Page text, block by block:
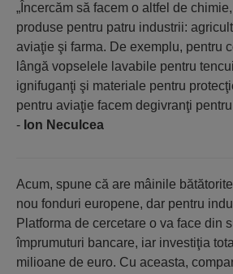
„Încercăm să facem o altfel de
produse pentru patru industrii:
aviaţie şi farma. De exemplu, pentru
lângă vopselele lavabile pentru
ignifuganţi şi materiale pentru
pentru aviaţie facem degivranţi
- Ion Neculcea
Acum, spune că are mâinile
nou fonduri europene, dar pentru
Platforma de cercetare o va face din
împrumuturi bancare, iar investiţia
milioane de euro. Cu aceasta,